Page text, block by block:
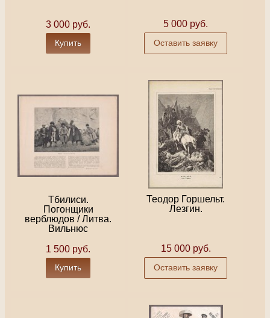
3 000 руб.
Купить
5 000 руб.
Оставить заявку
Тбилиси.
Погонщики
верблюдов / Литва.
Вильнюс
1 500 руб.
Купить
Теодор Горшельт.
Лезгин.
15 000 руб.
Оставить заявку